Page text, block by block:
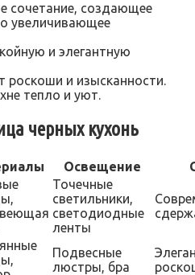
сочетание, создающее
увеличивающее
и элегантную
роскоши и изысканности.
тепло и уют.
черных кухонь
Освещение
Точечные
светильники,
светодиодные
ленты
Подвесные
люстры, бра